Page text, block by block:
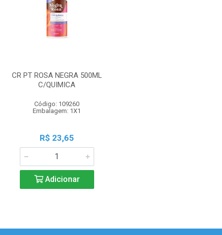
CR PT ROSA NEGRA 500ML
C/QUIMICA
Código: 109260
Embalagem: 1X1
R$ 23,65
Adicionar